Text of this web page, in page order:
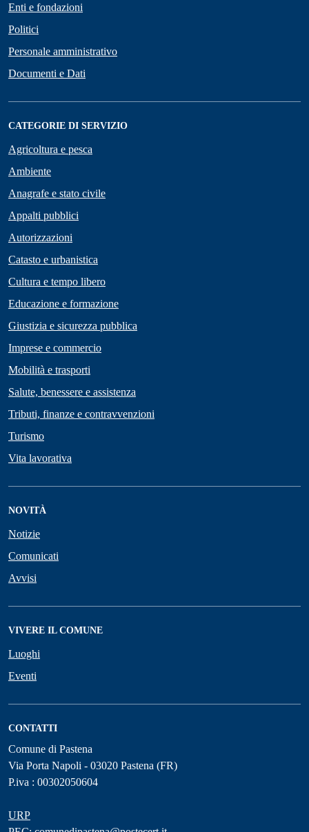
Enti e fondazioni
Politici
Personale amministrativo
Documenti e Dati
CATEGORIE DI SERVIZIO
Agricoltura e pesca
Ambiente
Anagrafe e stato civile
Appalti pubblici
Autorizzazioni
Catasto e urbanistica
Cultura e tempo libero
Educazione e formazione
Giustizia e sicurezza pubblica
Imprese e commercio
Mobilità e trasporti
Salute, benessere e assistenza
Tributi, finanze e contravvenzioni
Turismo
Vita lavorativa
NOVITÀ
Notizie
Comunicati
Avvisi
VIVERE IL COMUNE
Luoghi
Eventi
CONTATTI
Comune di Pastena
Via Porta Napoli - 03020 Pastena (FR)
P.iva : 00302050604
URP